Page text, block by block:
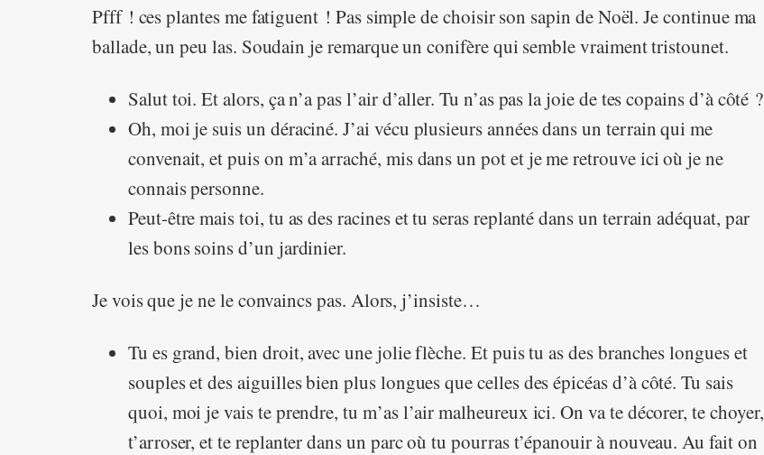
Pfff ! ces plantes me fatiguent ! Pas simple de choisir son sapin de Noël. Je continue ma
ballade, un peu las. Soudain je remarque un conifère qui semble vraiment tristounet.
Salut toi. Et alors, ça n’a pas l’air d’aller. Tu n’as pas la joie de tes copains d’à côté ?
Oh, moi je suis un déraciné. J’ai vécu plusieurs années dans un terrain qui me
convenait, et puis on m’a arraché, mis dans un pot et je me retrouve ici où je ne
connais personne.
Peut-être mais toi, tu as des racines et tu seras replanté dans un terrain adéquat, par
les bons soins d’un jardinier.
Je vois que je ne le convaincs pas. Alors, j’insiste…
Tu es grand, bien droit, avec une jolie flèche. Et puis tu as des branches longues et
souples et des aiguilles bien plus longues que celles des épicéas d’à côté. Tu sais
quoi, moi je vais te prendre, tu m’as l’air malheureux ici. On va te décorer, te choyer,
t’arroser, et te replanter dans un parc où tu pourras t’épanouir à nouveau. Au fait on